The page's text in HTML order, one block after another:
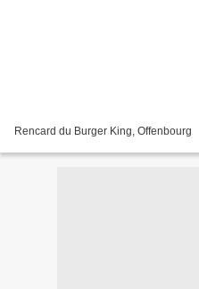
Rencard du Burger King, Offenbourg